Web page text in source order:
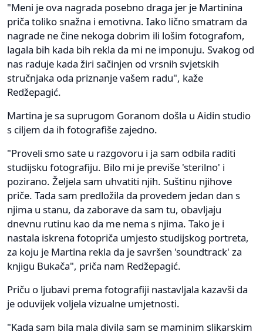
"Meni je ova nagrada posebno draga jer je Martinina
priča toliko snažna i emotivna. Iako lično smatram da
nagrade ne čine nekoga dobrim ili lošim fotografom,
lagala bih kada bih rekla da mi ne imponuju. Svakog od
nas raduje kada žiri sačinjen od vrsnih svjetskih
stručnjaka oda priznanje vašem radu", kaže
Redžepagić.
Martina je sa suprugom Goranom došla u Aidin studio
s ciljem da ih fotografiše zajedno.
"Proveli smo sate u razgovoru i ja sam odbila raditi
studijsku fotografiju. Bilo mi je previše 'sterilno' i
pozirano. Željela sam uhvatiti njih. Suštinu njihove
priče. Tada sam predložila da provedem jedan dan s
njima u stanu, da zaborave da sam tu, obavljaju
dnevnu rutinu kao da me nema s njima. Tako je i
nastala iskrena fotopriča umjesto studijskog portreta,
za koju je Martina rekla da je savršen 'soundtrack' za
knjigu Bukača", priča nam Redžepagić.
Priču o ljubavi prema fotografiji nastavljala kazavši da
je oduvijek voljela vizualne umjetnosti.
"Kada sam bila mala divila sam se maminim slikarskim